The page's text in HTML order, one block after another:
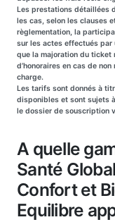
Les prestations détaillées
les cas, selon les clauses
règlementation, la
sur les actes effectués par
que la majoration du ticket
d’honoraires en cas de
charge.
Les tarifs sont donnés à
disponibles et sont sujets
le dossier de souscription
A quelle
Santé
Confort et
Equilibre